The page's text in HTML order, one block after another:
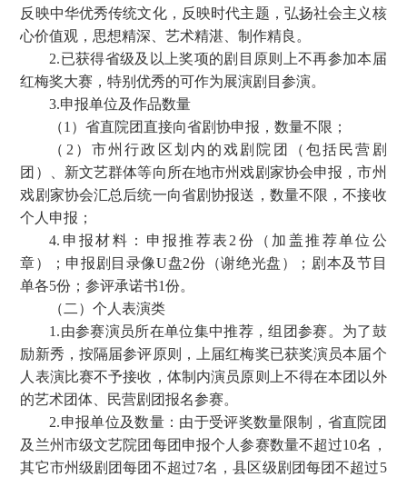
反映中华优秀传统文化，反映时代主题，弘扬社会主义核
心价值观，思想精深、艺术精湛、制作精良。
2.已获得省级及以上奖项的剧目原则上不再参加本届
红梅奖大赛，特别优秀的可作为展演剧目参演。
3.申报单位及作品数量
（1）省直院团直接向省剧协申报，数量不限；
（2）市州行政区划内的戏剧院团（包括民营剧
团）、新文艺群体等向所在地市州戏剧家协会申报，市州
戏剧家协会汇总后统一向省剧协报送，数量不限，不接收
个人申报；
4.申报材料：申报推荐表2份（加盖推荐单位公
章）；申报剧目录像U盘2份（谢绝光盘）；剧本及节目
单各5份；参评承诺书1份。
（二）个人表演类
1.由参赛演员所在单位集中推荐，组团参赛。为了鼓
励新秀，按隔届参评原则，上届红梅奖已获奖演员本届个
人表演比赛不予接收，体制内演员原则上不得在本团以外
的艺术团体、民营剧团报名参赛。
2.申报单位及数量：由于受评奖数量限制，省直院团
及兰州市级文艺院团每团申报个人参赛数量不超过10名，
其它市州级剧团每团不超过7名，县区级剧团每团不超过5